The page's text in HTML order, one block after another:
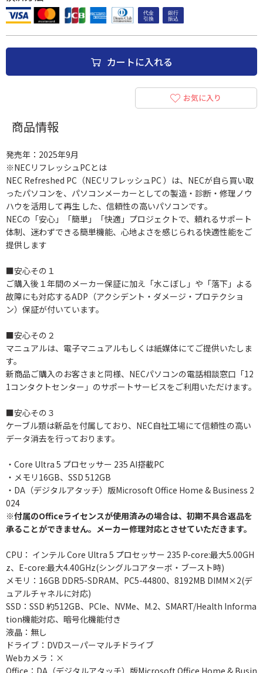
カートに入れる
お気に入り
商品情報
発売年：2025年9月
※NECリフレッシュPCとは
NEC Refreshed PC（NECリフレッシュPC ）は、NECが自ら買い取
ったパソコンを、パソコンメーカーとしての製造・診断・修理ノウ
ハウを活用して再生 した、信頼性の高いパソコンです。
NECの「安心」「簡単」「快適」プロジェクトで、頼れるサポート
体制、迷わずできる簡単機能、心地よさを感じられる快適性能をご
提供します
■安心その１
ご購入後１年間のメーカー保証に加え「水こぼし」や「落下」よる
故障にも対応するADP（アクシデント・ダメージ・プロテクショ
ン）保証が付いています。
■安心その２
マニュアルは、電子マニュアルもしくは紙媒体にてご提供いたしま
す。
新商品ご購入のお客さまと同様、NECパソコンの電話相談窓口「12
1コンタクトセンター」のサポートサービスをご利用いただけます。
■安心その３
ケーブル類は新品を付属しており、NEC自社工場にて信頼性の高い
データ消去を行っております。
・Core Ultra 5 プロセッサー 235 AI搭載PC
・メモリ16GB、SSD 512GB
・DA（デジタルアタッチ）版Microsoft Office Home & Business 2
024
※付属のOfficeライセンスが使用済みの場合は、初期不具合返品を
承ることができません。メーカー修理対応とさせていただきます。
CPU： インテル Core Ultra 5 プロセッサー 235 P-core:最大5.00GH
z、E-core:最大4.40GHz(シングルコアターボ・ブースト時)
メモリ：16GB DDR5-SDRAM、PC5-44800、8192MB DIMM×2(デ
ュアルチャネルに対応)
SSD：SSD 約512GB、PCIe、NVMe、M.2、SMART/Health Informa
tion機能対応、暗号化機能付き
液晶：無し
ドライブ：DVDスーパーマルチドライブ
Webカメラ：×
Office：DA（デジタルアタッチ）版Microsoft Office Home & Busin